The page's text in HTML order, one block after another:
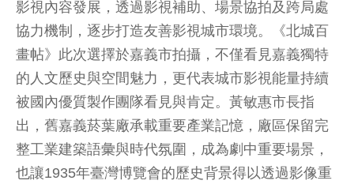
影視內容發展，透過影視補助、場景協拍及跨局處
協力機制，逐步打造友善影視城市環境。《北城百
畫帖》此次選擇於嘉義市拍攝，不僅看見嘉義獨特
的人文歷史與空間魅力，更代表城市影視能量持續
被國內優質製作團隊看見與肯定。黃敏惠市長指
出，舊嘉義菸葉廠承載重要產業記憶，廠區保留完
整工業建築語彙與時代氛圍，成為劇中重要場景，
也讓1935年臺灣博覽會的歷史背景得以透過影像重